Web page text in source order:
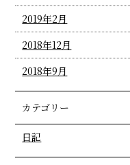
2019年2月
2018年12月
2018年9月
カテゴリー
日記